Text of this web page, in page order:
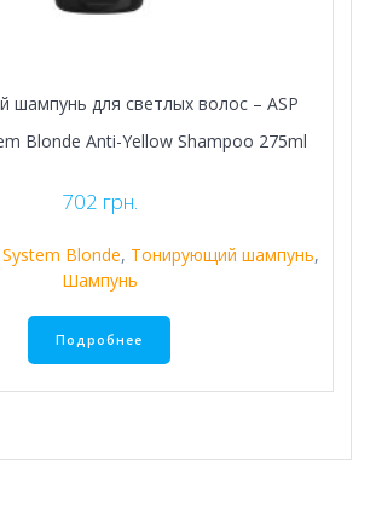
шампунь для светлых волос – ASP
Blonde Anti-Yellow Shampoo 275ml
702 грн.
System Blonde, Тонирующий шампунь,
Шампунь
Подробнее